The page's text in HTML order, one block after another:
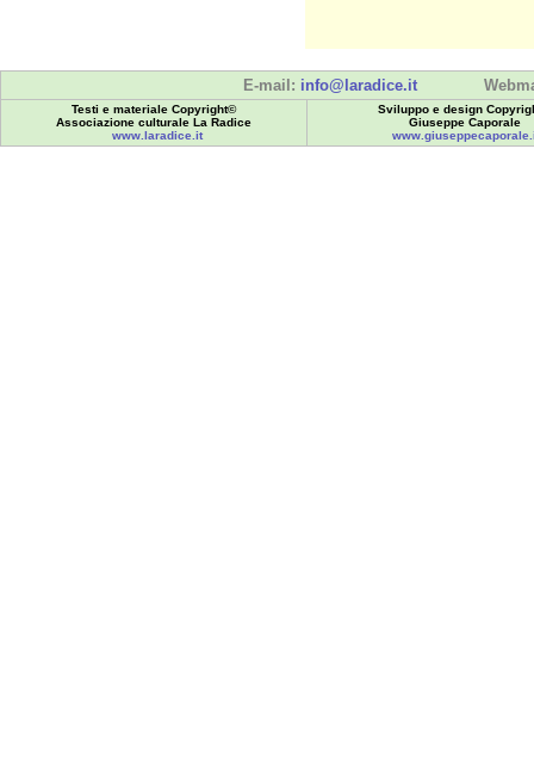
E-mail: info@laradice.it
Testi e materiale Copyright©
Associazione culturale La Radice
www.laradice.it
Sviluppo e design
Giuseppe Caporale